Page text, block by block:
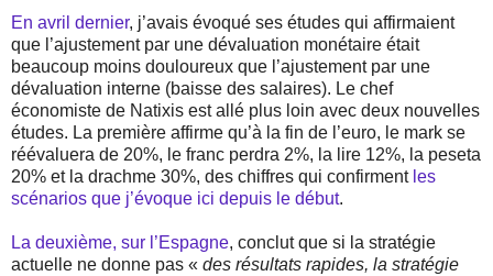
En avril dernier, j’avais évoqué ses études qui affirmaient
que l’ajustement par une dévaluation monétaire était
beaucoup moins douloureux que l’ajustement par une
dévaluation interne (baisse des salaires). Le chef
économiste de Natixis est allé plus loin avec deux nouvelles
études. La première affirme qu’à la fin de l’euro, le mark se
réévaluera de 20%, le franc perdra 2%, la lire 12%, la peseta
20% et la drachme 30%, des chiffres qui confirment les
scénarios que j’évoque ici depuis le début.
La deuxième, sur l’Espagne, conclut que si la stratégie
actuelle ne donne pas « des résultats rapides, la stratégie